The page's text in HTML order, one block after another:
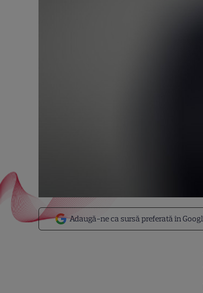
Adaugă-ne ca sursă preferată în